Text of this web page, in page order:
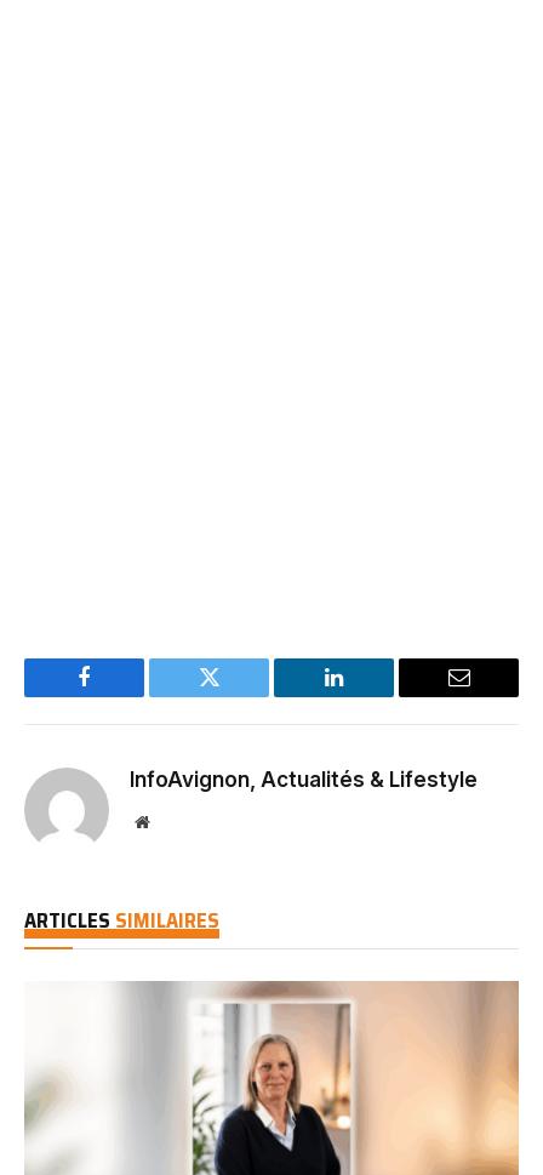
Facebook Twitter LinkedIn Email
InfoAvignon, Actualités & Lifestyle
Website
ARTICLES SIMILAIRES